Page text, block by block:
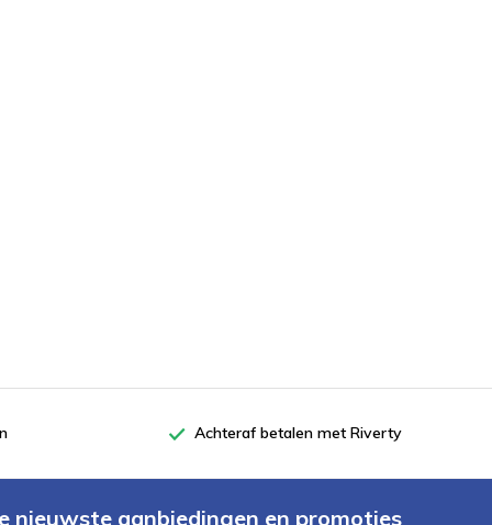
Achteraf betalen met Riverty
nieuwste aanbiedingen en promoties